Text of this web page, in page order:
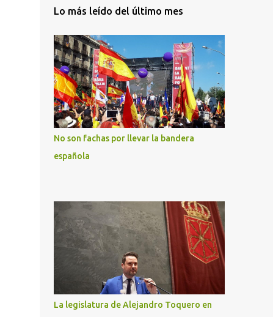
Lo más leído del último mes
No son fachas por llevar la bandera
española
La legislatura de Alejandro Toquero en